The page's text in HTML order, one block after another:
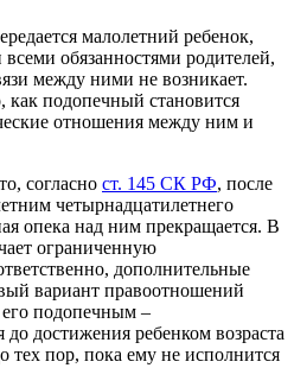
малолетний ребенок,
обязанностями родителей,
между ними не возникает.
подопечный становится
отношения между ним и
согласно ст. 145 СК РФ, после
четырнадцатилетнего
опека над ним прекращается. В
ограниченную
дополнительные
вариант правоотношений
подопечным –
достижения ребенком возраста
тех пор, пока ему не исполнится